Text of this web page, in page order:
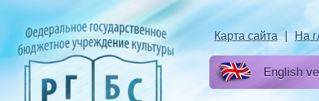
Карта сайта | На
English